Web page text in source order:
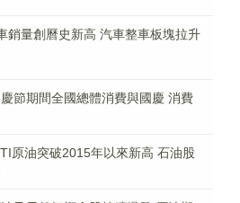
銷量創曆史新高 汽車整車板塊拉升
慶節期間全國總體消費與國慶 消費
原油突破2015年以來新高 石油股